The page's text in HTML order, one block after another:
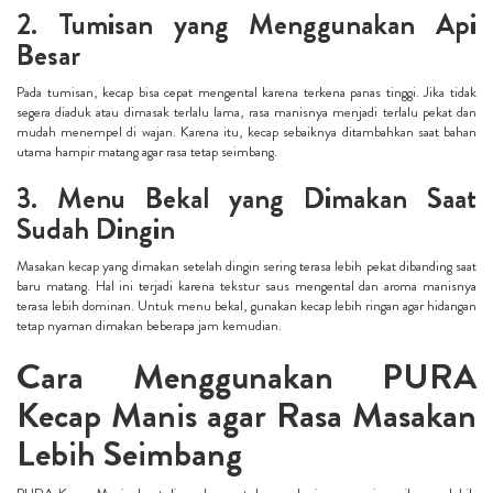
2. Tumisan yang Menggunakan Api
Besar
Pada tumisan, kecap bisa cepat mengental karena terkena panas tinggi. Jika tidak
segera diaduk atau dimasak terlalu lama, rasa manisnya menjadi terlalu pekat dan
mudah menempel di wajan. Karena itu, kecap sebaiknya ditambahkan saat bahan
utama hampir matang agar rasa tetap seimbang.
3. Menu Bekal yang Dimakan Saat
Sudah Dingin
Masakan kecap yang dimakan setelah dingin sering terasa lebih pekat dibanding saat
baru matang. Hal ini terjadi karena tekstur saus mengental dan aroma manisnya
terasa lebih dominan. Untuk menu bekal, gunakan kecap lebih ringan agar hidangan
tetap nyaman dimakan beberapa jam kemudian.
Cara Menggunakan PURA
Kecap Manis agar Rasa Masakan
Lebih Seimbang